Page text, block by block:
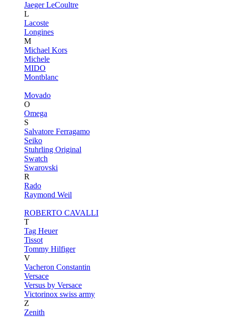
Jaeger LeCoultre
L
Lacoste
Longines
M
Michael Kors
Michele
MIDO
Montblanc
Movado
O
Omega
S
Salvatore Ferragamo
Seiko
Stuhrling Original
Swatch
Swarovski
R
Rado
Raymond Weil
ROBERTO CAVALLI
T
Tag Heuer
Tissot
Tommy Hilfiger
V
Vacheron Constantin
Versace
Versus by Versace
Victorinox swiss army
Z
Zenith